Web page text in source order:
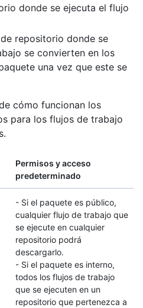
donde se ejecuta el flujo
repositorio donde se
se convierten en los
una vez que este se
cómo funcionan los
para los flujos de trabajo
Permisos y acceso
predeterminado
- Si el paquete es público,
cualquier flujo de trabajo que
se ejecute en cualquier
repositorio podrá
descargarlo.
- Si el paquete es interno,
todos los flujos de trabajo
que se ejecuten en un
repositorio que pertenezca a